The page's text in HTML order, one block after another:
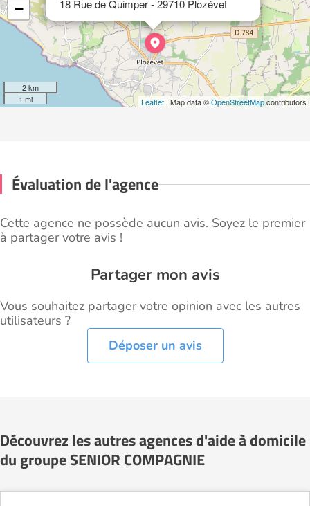
18 Rue de Quimper - 29710 Plozévet
−
2 km
1 mi
Leaflet | Map data ©OpenStreetMapcontributors
Évaluation de l'agence
Cette agence ne possède aucun avis. Soyez le premier
à partager votre avis !
Partager mon avis
Vous souhaitez partager votre opinion avec les autres
utilisateurs ?
Déposer un avis
Découvrez les autres agences d'aide à domicile
du groupe SENIOR COMPAGNIE